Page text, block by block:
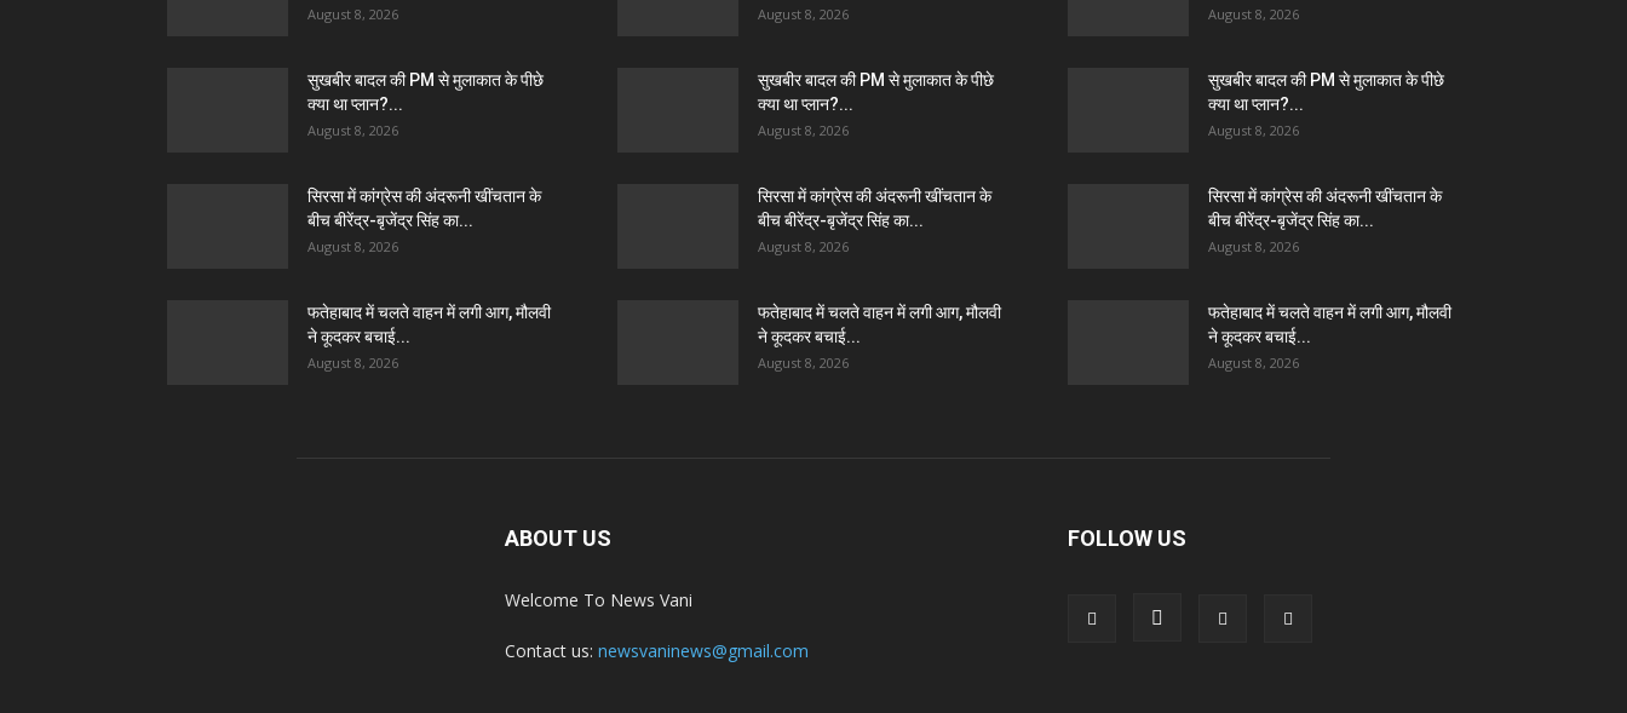
August 8, 2026
सुखबीर बादल की PM से मुलाकात के पीछे
क्या था प्लान?...
August 8, 2026
सिरसा में कांग्रेस की अंदरूनी खींचतान के
बीच बीरेंद्र-बृजेंद्र सिंह का...
August 8, 2026
फतेहाबाद में चलते वाहन में लगी आग, मौलवी
ने कूदकर बचाई...
August 8, 2026
August 8, 2026
सुखबीर बादल की PM से मुलाकात के पीछे
क्या था प्लान?...
August 8, 2026
सिरसा में कांग्रेस की अंदरूनी खींचतान के
बीच बीरेंद्र-बृजेंद्र सिंह का...
August 8, 2026
फतेहाबाद में चलते वाहन में लगी आग, मौलवी
ने कूदकर बचाई...
August 8, 2026
August 8, 2026
सुखबीर बादल की PM से मुलाकात के पीछे
क्या था प्लान?...
August 8, 2026
सिरसा में कांग्रेस की अंदरूनी खींचतान के
बीच बीरेंद्र-बृजेंद्र सिंह का...
August 8, 2026
फतेहाबाद में चलते वाहन में लगी आग, मौलवी
ने कूदकर बचाई...
August 8, 2026
ABOUT US
Welcome To News Vani
Contact us: newsvaninews@gmail.com
FOLLOW US